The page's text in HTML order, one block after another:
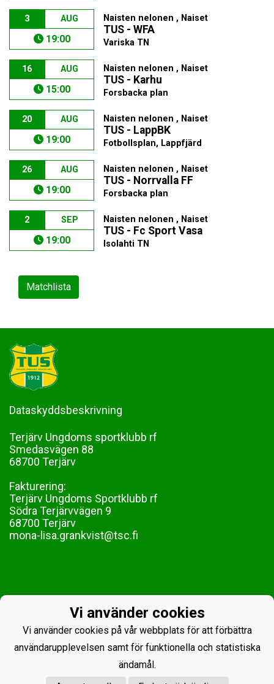
3 AUG
19:00
Naisten nelonen , Naiset
TUS - WFA
Variska TN
16 AUG
15:00
Naisten nelonen , Naiset
TUS - Karhu
Forsbacka plan
20 AUG
19:00
Naisten nelonen , Naiset
TUS - LappBK
Fotbollsplan, Lappfjärd
26 AUG
19:00
Naisten nelonen , Naiset
TUS - Norrvalla FF
Forsbacka plan
2 SEP
19:00
Naisten nelonen , Naiset
TUS - Fc Sport Vasa
Isolahti TN
Matchlista
Dataskyddsbeskrivning
Terjärv Ungdoms sportklubb rf
Smedasvägen 88
68700 Terjärv
Fakturering:
Terjärv Ungdoms Sportklubb rf
Södra Terjärvvägen 9
68700 Terjärv
mona-lisa.grankvist@tsc.fi
Vi använder cookies
Vi använder cookies på vår webbplats för att förbättra
användarupplevelsen samt för funktionella och statistiska
ändamål.